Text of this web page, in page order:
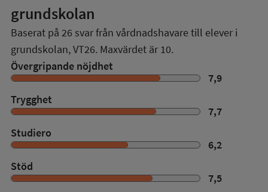
grundskolan
Baserat på 26 svar från vårdnadshavare till elever i
grundskolan,VT26. Maxvärdet är 10.
Övergripande nöjdhet
7,9
Trygghet
7,7
Studiero
6,2
Stöd
7,5